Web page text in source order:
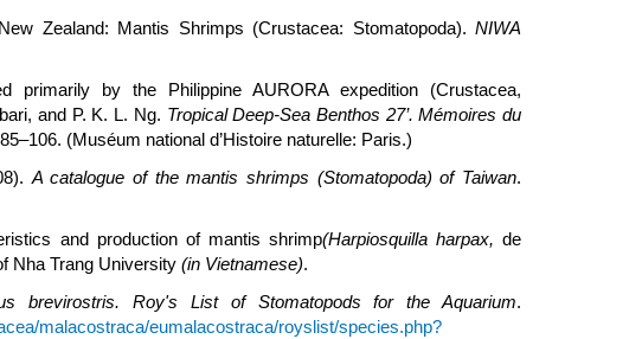
Zealand: Mantis Shrimps (Crustacea: Stomatopoda). NIWA
primarily by the Philippine AURORA expedition (Crustacea,
and P. K. L. Ng. Tropical Deep-Sea Benthos 27’. Mémoires du
(Muséum national d’Histoire naturelle: Paris.)
A catalogue of the mantis shrimps (Stomatopoda) of Taiwan.
and production of mantis shrimp(Harpiosquilla harpax,de
Nha Trang University (in Vietnamese).
brevirostris. Roy's List of Stomatopods for the Aquarium.
malacostraca/eumalacostraca/royslist/species.php?